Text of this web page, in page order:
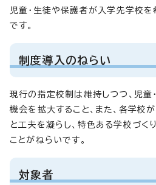
児童・生徒や保護者が入学先学校
です。
制度導入のねらい
現行の指定校制は維持しつつ、児童
機会を拡大すること、また、各学校
と工夫を凝らし、特色ある学校づく
ことがねらいです。
対象者